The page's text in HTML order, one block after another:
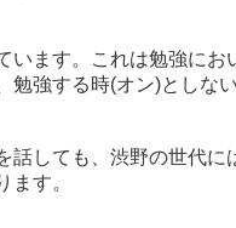
ます。これは勉強にお
強する時(オン)としな
しても、渋野の世代に
す。